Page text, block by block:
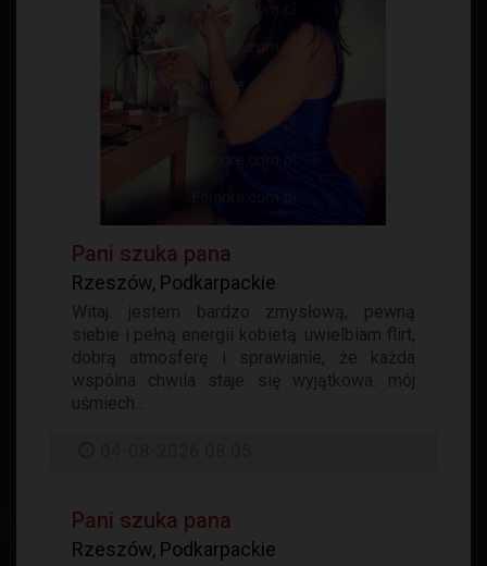
Pani szuka pana
Rzeszów, Podkarpackie
Witaj. jestem bardzo zmysłową, pewną
siebie i pełną energii kobietą. uwielbiam flirt,
dobrą atmosferę i sprawianie, że każda
wspólna chwila staje się wyjątkowa. mój
uśmiech...
Pani szuka pana
Rzeszów, Podkarpackie